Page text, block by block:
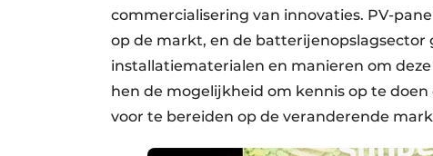
commercialisering van innovaties. PV-
op de markt, en de
installatiematerialen en manieren om
hen de mogelijkheid om kennis op te
voor te bereiden op de veranderende